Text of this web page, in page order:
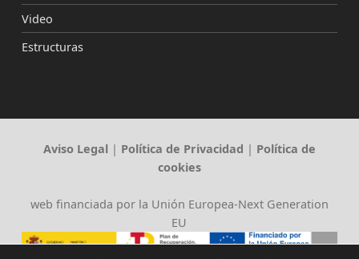
Video
Estructuras
Aviso Legal| Política de Privacidad | Política de
cookies
web financiada por la Unión Europea-Next Generation
EU